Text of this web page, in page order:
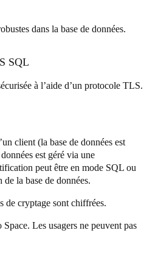
dans la base de données.
SQL
à l’aide d’un protocole TLS.
client (la base de données est
est géré via une
peut être en mode SQL ou
la base de données.
de cryptage sont chiffrées.
Les usagers ne peuvent pas